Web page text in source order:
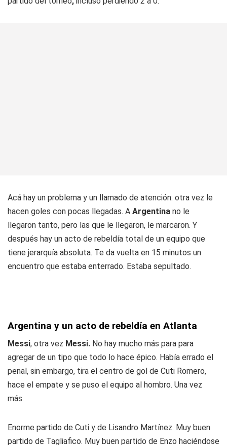
Acá hay un problema y un llamado de atención: otra vez le
hacen goles con pocas llegadas. A Argentina no le
llegaron tanto, pero las que le llegaron, le marcaron. Y
después hay un acto de rebeldía total de un equipo que
tiene jerarquía absoluta. Te da vuelta en 15 minutos un
encuentro que estaba enterrado. Estaba sepultado.
Argentina y un acto de rebeldía en Atlanta
Messi, otra vez Messi. No hay mucho más para para
agregar de un tipo que todo lo hace épico. Había errado el
penal, sin embargo, tira el centro de gol de Cuti Romero,
hace el empate y se puso el equipo al hombro. Una vez
más.
Enorme partido de Cuti y de Lisandro Martínez. Muy buen
partido de Tagliafico. Muy buen partido de Enzo haciéndose